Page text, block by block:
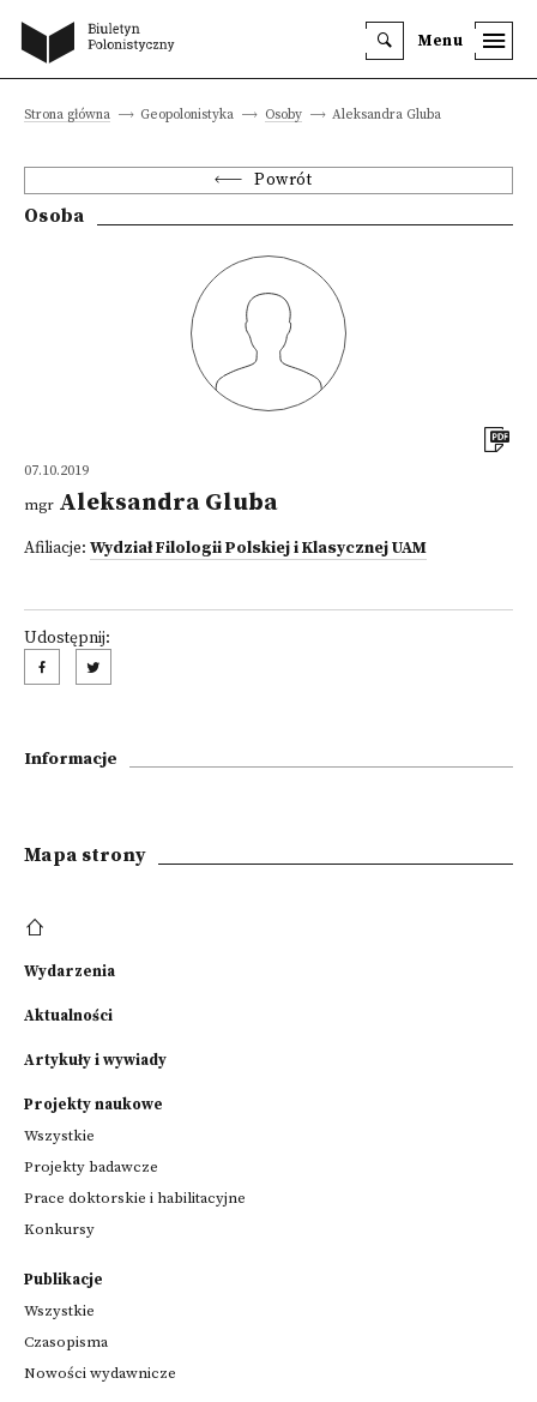
Menu
Strona główna Geopolonistyka Osoby Aleksandra Gluba
Powrót
Osoba
07.10.2019
mgr Aleksandra Gluba
Afiliacje: Wydział Filologii Polskiej i Klasycznej UAM
Udostępnij:
Informacje
Mapa strony
Wydarzenia
Aktualności
Artykuły i wywiady
Projekty naukowe
Wszystkie
Projekty badawcze
Prace doktorskie i habilitacyjne
Konkursy
Publikacje
Wszystkie
Czasopisma
Nowości wydawnicze